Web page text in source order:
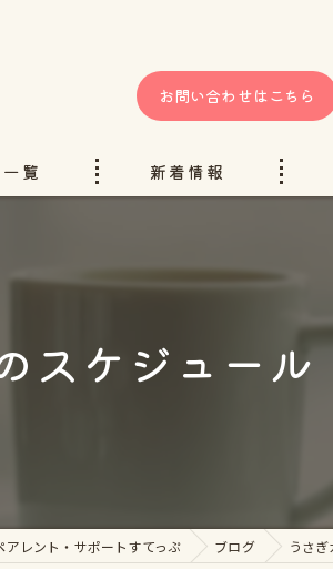
お問い合わせはこちら
覧
サポートすてっぷチャンネル（YouTube）
っぷ
新着情報
スケジュール
アレント・サポートすてっぷ ブログ うさ